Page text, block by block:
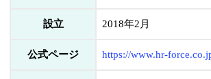
設立 2018年2月
公式ページ https://www.hr-